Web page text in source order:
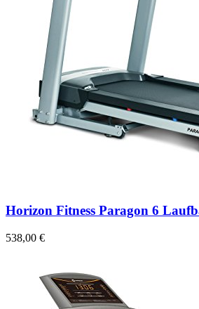
Horizon Fitness Paragon 6
538,00 €